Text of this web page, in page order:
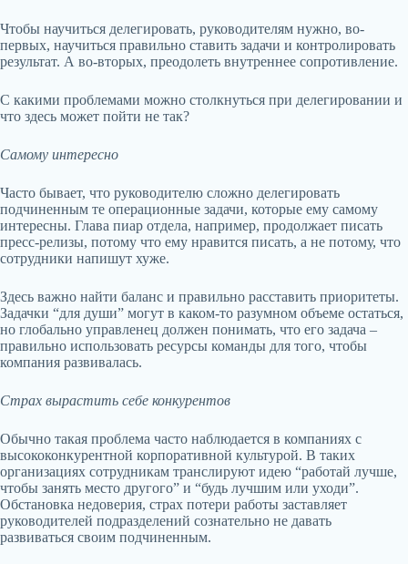
Чтобы научиться делегировать, руководителям нужно, во-
первых, научиться правильно ставить задачи и контролировать
результат. А во-вторых, преодолеть внутреннее сопротивление.
С какими проблемами можно столкнуться при делегировании и
что здесь может пойти не так?
Самому интересно
Часто бывает, что руководителю сложно делегировать
подчиненным те операционные задачи, которые ему самому
интересны. Глава пиар отдела, например, продолжает писать
пресс-релизы, потому что ему нравится писать, а не потому, что
сотрудники напишут хуже.
Здесь важно найти баланс и правильно расставить приоритеты.
Задачки “для души” могут в каком-то разумном объеме остаться,
но глобально управленец должен понимать, что его задача –
правильно использовать ресурсы команды для того, чтобы
компания развивалась.
Страх вырастить себе конкурентов
Обычно такая проблема часто наблюдается в компаниях с
высококонкурентной корпоративной культурой. В таких
организациях сотрудникам транслируют идею “работай лучше,
чтобы занять место другого” и “будь лучшим или уходи”.
Обстановка недоверия, страх потери работы заставляет
руководителей подразделений сознательно не давать
развиваться своим подчиненным.